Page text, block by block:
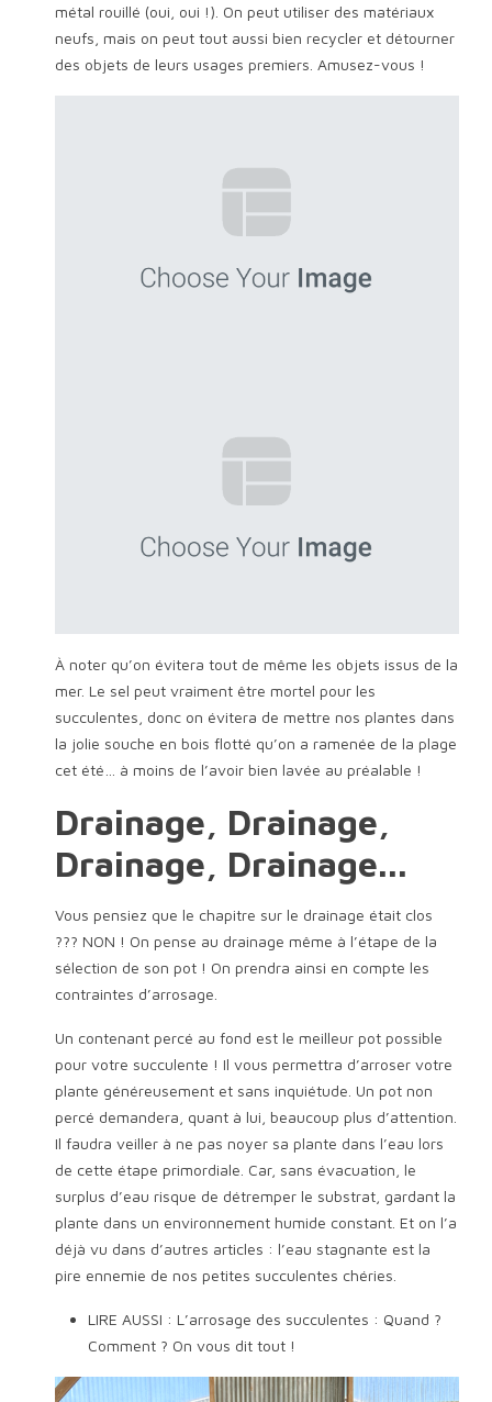
métal rouillé (oui, oui !). On peut utiliser des matériaux
neufs, mais on peut tout aussi bien recycler et détourner
des objets de leurs usages premiers. Amusez-vous !
À noter qu’on évitera tout de même les objets issus de la
mer. Le sel peut vraiment être mortel pour les
succulentes, donc on évitera de mettre nos plantes dans
la jolie souche en bois flotté qu’on a ramenée de la plage
cet été… à moins de l’avoir bien lavée au préalable !
Drainage, Drainage,
Drainage, Drainage...
Vous pensiez que le chapitre sur le drainage était clos
??? NON ! On pense au drainage même à l’étape de la
sélection de son pot ! On prendra ainsi en compte les
contraintes d’arrosage.
Un contenant percé au fond est le meilleur pot possible
pour votre succulente ! Il vous permettra d’arroser votre
plante généreusement et sans inquiétude. Un pot non
percé demandera, quant à lui, beaucoup plus d’attention.
Il faudra veiller à ne pas noyer sa plante dans l’eau lors
de cette étape primordiale. Car, sans évacuation, le
surplus d’eau risque de détremper le substrat, gardant la
plante dans un environnement humide constant. Et on l’a
déjà vu dans d’autres articles : l’eau stagnante est la
pire ennemie de nos petites succulentes chéries.
LIRE AUSSI : L’arrosage des succulentes : Quand ?
Comment ? On vous dit tout !